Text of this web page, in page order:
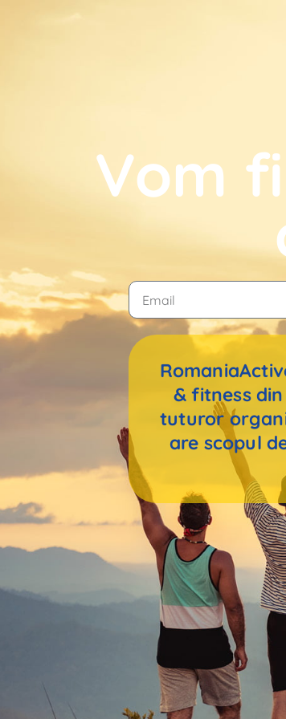
Vom
& fitness
tuturor
are scopul